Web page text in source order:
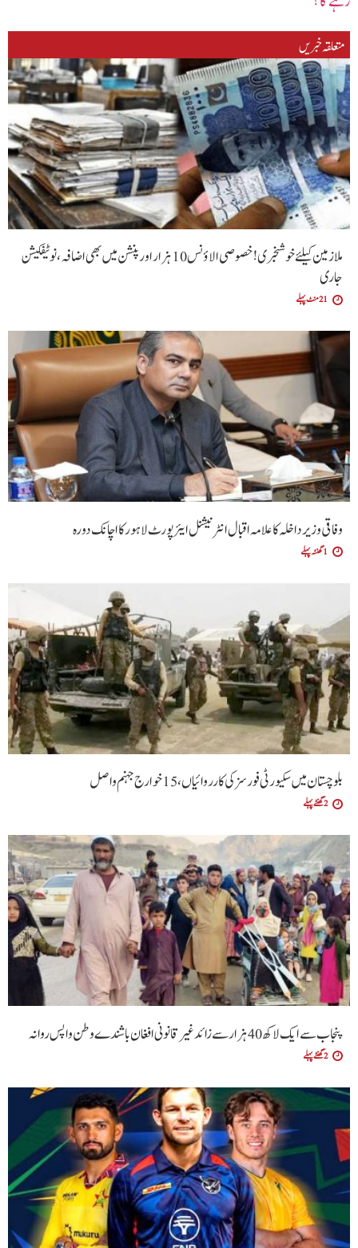
متعلقہ خبریں
ملازمین کیلئے خوشخبری !خصوصی الاؤنس 10 ہزار اور پنشن میں بھی اضافہ،نوٹیفکیشن
جاری
21 منٹ پہلے
وفاقی وزیر داخلہ کا علامہ اقبال انٹرنیشنل ایئرپورٹ لاہور کا اچانک دورہ
1 گھنٹہ پہلے
بلوچستان میں سکیورٹی فورسز کی کارروائیاں، 15 خوارج جہنم واصل
2 گھنٹے پہلے
پنجاب سے ایک لاکھ 40 ہزار سے زائد غیر قانونی افغان باشندے وطن واپس روانہ
2 گھنٹے پہلے